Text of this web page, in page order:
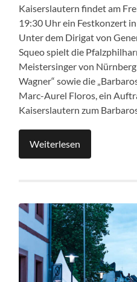
Kaiserslautern findet am
19:30 Uhr ein Festkonzert
Unter dem Dirigat von
Squeo spielt die
Meistersinger von
Wagner“ sowie die
Marc-Aurel Floros, ein
Kaiserslautern zum
Weiterlesen